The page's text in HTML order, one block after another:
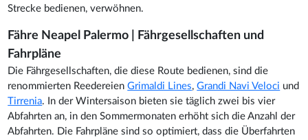
Strecke bedienen, verwöhnen.
Fähre Neapel Palermo | Fährgesellschaften und
Fahrpläne
Die Fährgesellschaften, die diese Route bedienen, sind die
renommierten ReedereienGrimaldi Lines,Grandi Navi Veloci und
Tirrenia. In der Wintersaison bieten sie täglich zwei bis vier
Abfahrten an, in den Sommermonaten erhöht sich die Anzahl der
Abfahrten. Die Fahrpläne sind so optimiert, dass die Überfahrten